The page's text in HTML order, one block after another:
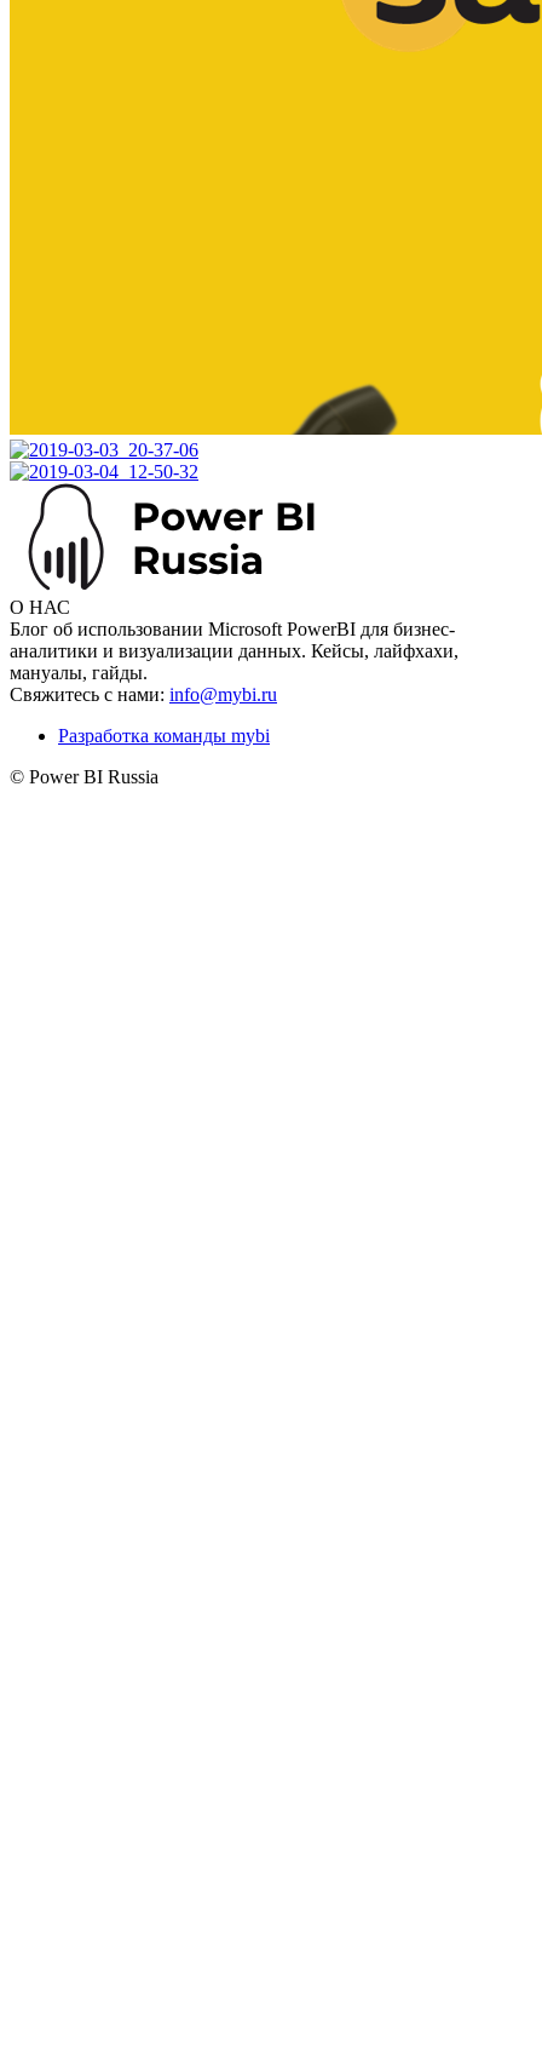
О НАС
Блог об использовании Microsoft PowerBI для бизнес-
аналитики и визуализации данных. Кейсы, лайфхахи,
мануалы, гайды.
Свяжитесь с нами: info@mybi.ru
Разработка команды mybi
© Power BI Russia